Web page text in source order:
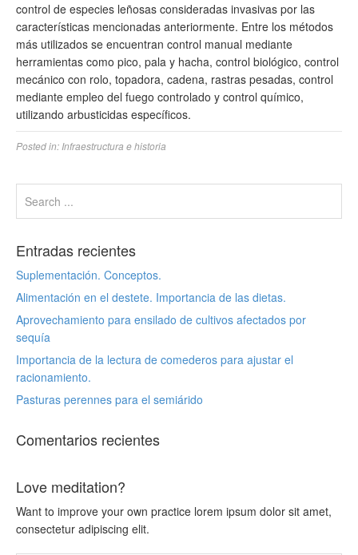
control de especies leñosas consideradas invasivas por las
características mencionadas anteriormente. Entre los métodos
más utilizados se encuentran control manual mediante
herramientas como pico, pala y hacha, control biológico, control
mecánico con rolo, topadora, cadena, rastras pesadas, control
mediante empleo del fuego controlado y control químico,
utilizando arbusticidas específicos.
Posted in: Infraestructura e historia
Entradas recientes
Suplementación. Conceptos.
Alimentación en el destete. Importancia de las dietas.
Aprovechamiento para ensilado de cultivos afectados por
sequía
Importancia de la lectura de comederos para ajustar el
racionamiento.
Pasturas perennes para el semiárido
Comentarios recientes
Love meditation?
Want to improve your own practice lorem ipsum dolor sit amet,
consectetur adipiscing elit.